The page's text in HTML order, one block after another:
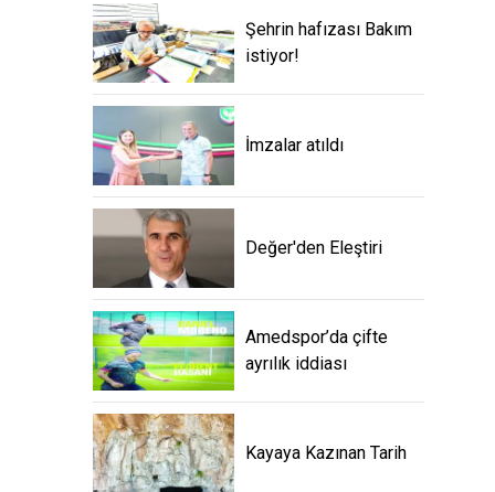
Şehrin hafızası Bakım
istiyor!
İmzalar atıldı
Değer'den Eleştiri
Amedspor’da çifte
ayrılık iddiası
Kayaya Kazınan Tarih